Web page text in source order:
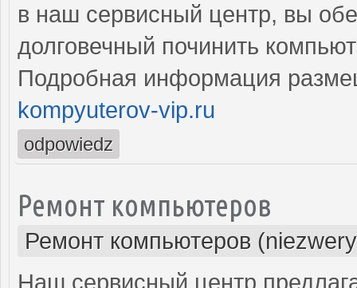
в наш сервисный центр, вы
долговечный починить
Подробная информация
kompyuterov-vip.ru
odpowiedz
Ремонт компьютеров
Ремонт компьютеров
Наш сервисный центр